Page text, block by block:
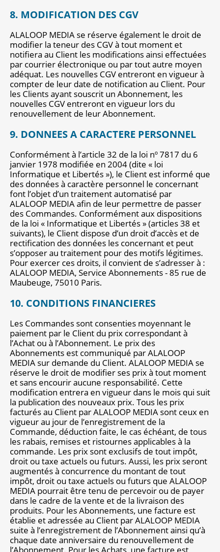
8. MODIFICATION DES CGV
ALALOOP MEDIA se réserve également le droit de
modifier la teneur des CGV à tout moment et
notifiera au Client les modifications ainsi effectuées
par courrier électronique ou par tout autre moyen
adéquat. Les nouvelles CGV entreront en vigueur à
compter de leur date de notification au Client. Pour
les Clients ayant souscrit un Abonnement, les
nouvelles CGV entreront en vigueur lors du
renouvellement de leur Abonnement.
9. DONNEES A CARACTERE PERSONNEL
Conformément à l’article 32 de la loi nº 7817 du 6
janvier 1978 modifiée en 2004 (dite « loi
Informatique et Libertés »), le Client est informé que
des données à caractère personnel le concernant
font l’objet d’un traitement automatisé par
ALALOOP MEDIA afin de leur permettre de passer
des Commandes. Conformément aux dispositions
de la loi « Informatique et Libertés » (articles 38 et
suivants), le Client dispose d’un droit d’accès et de
rectification des données les concernant et peut
s’opposer au traitement pour des motifs légitimes.
Pour exercer ces droits, il convient de s’adresser à :
ALALOOP MEDIA, Service Abonnements - 85 rue de
Maubeuge, 75010 Paris.
10. CONDITIONS FINANCIERES
Les Commandes sont consenties moyennant le
paiement par le Client du prix correspondant à
l’Achat ou à l’Abonnement. Le prix des
Abonnements est communiqué par ALALOOP
MEDIA sur demande du Client. ALALOOP MEDIA se
réserve le droit de modifier ses prix à tout moment
et sans encourir aucune responsabilité. Cette
modification entrera en vigueur dans le mois qui suit
la publication des nouveaux prix. Tous les prix
facturés au Client par ALALOOP MEDIA sont ceux en
vigueur au jour de l’enregistrement de la
Commande, déduction faite, le cas échéant, de tous
les rabais, remises et ristournes applicables à la
commande. Les prix sont exclusifs de tout impôt,
droit ou taxe actuels ou futurs. Aussi, les prix seront
augmentés à concurrence du montant de tout
impôt, droit ou taxe actuels ou futurs que ALALOOP
MEDIA pourrait être tenu de percevoir ou de payer
dans le cadre de la vente et de la livraison des
produits. Pour les Abonnements, une facture est
établie et adressée au Client par ALALOOP MEDIA
suite à l’enregistrement de l’Abonnement ainsi qu’à
chaque date anniversaire du renouvellement de
l’Abonnement. Pour les Achats, une facture est